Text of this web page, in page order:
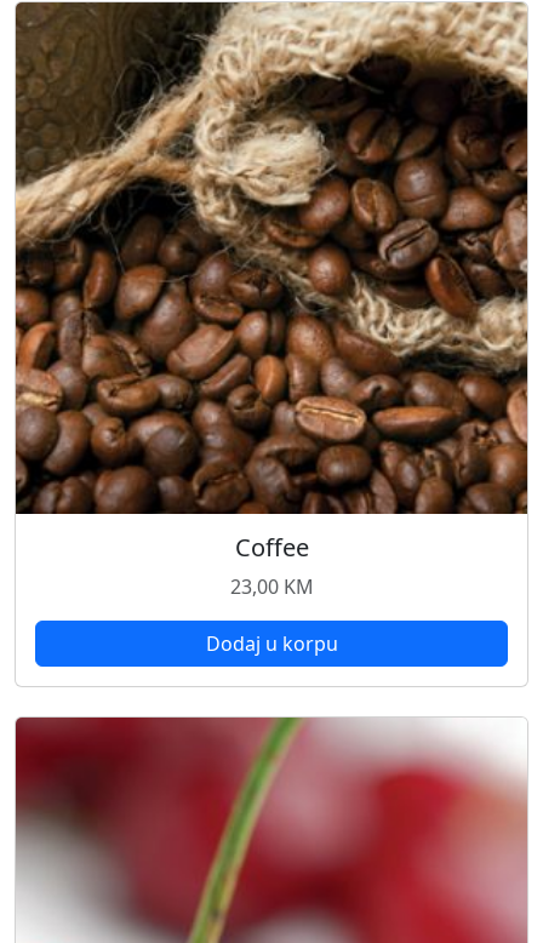
n
a
Coffee
23,00 KM
Dodaj u korpu